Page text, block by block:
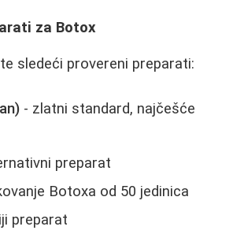
za Botox
sledeći provereni preparati:
- zlatni standard, najčešće
preparat
Botoxa od 50 jedinica
preparat